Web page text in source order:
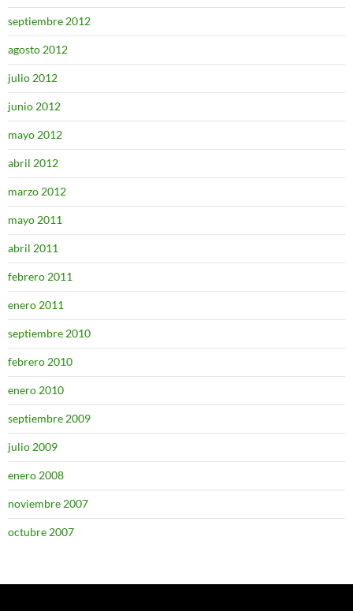
septiembre 2012
agosto 2012
julio 2012
junio 2012
mayo 2012
abril 2012
marzo 2012
mayo 2011
abril 2011
febrero 2011
enero 2011
septiembre 2010
febrero 2010
enero 2010
septiembre 2009
julio 2009
enero 2008
noviembre 2007
octubre 2007